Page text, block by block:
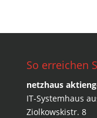
So erreichen
netzhaus
IT-Systemhaus
Ziolkowskistr. 8